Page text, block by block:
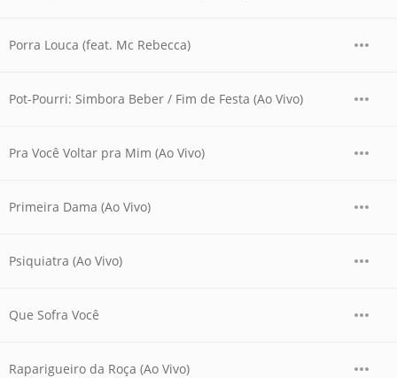
Porra Louca (feat. Mc Rebecca)
Pot-Pourri: Simbora Beber / Fim de Festa (Ao Vivo)
Pra Você Voltar pra Mim (Ao Vivo)
Primeira Dama (Ao Vivo)
Psiquiatra (Ao Vivo)
Que Sofra Você
Raparigueiro da Roça (Ao Vivo)